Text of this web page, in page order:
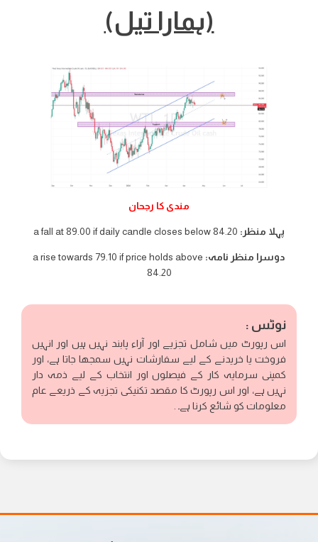
(ہمارا تیل)
مندی کا رجحان
پہلا منظر: a fall at 89.00 if daily candle closes below 84.20
دوسرا منظر نامہ: a rise towards 79.10 if price holds above
84.20
نوٹس :
اس رپورٹ میں شامل تجزیے اور آراء پابند نہیں ہیں اور انہیں
فروخت یا خریدنے کے لیے سفارشات نہیں سمجھا جاتا ہے، اور
کمپنی سرمایہ کار کے فیصلوں اور انتخاب کے لیے ذمہ دار
نہیں ہے، اور اس رپورٹ کا مقصد تکنیکی تجزیہ کے ذریعے عام
معلومات کو شائع کرنا ہے۔ .